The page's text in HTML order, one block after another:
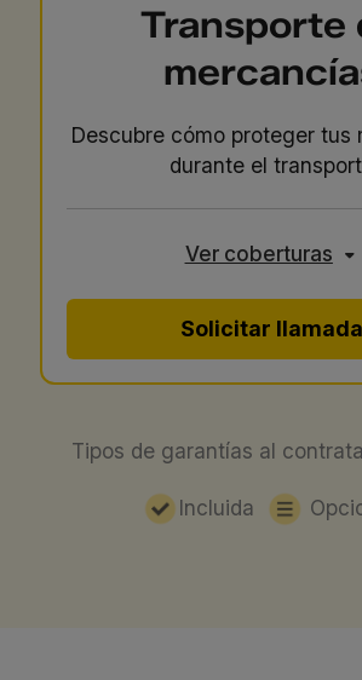
Transporte
Descubre cómo proteger tus
durante el
Ver coberturas
Solicitar llamada
Tipos de garantías al
Incluida